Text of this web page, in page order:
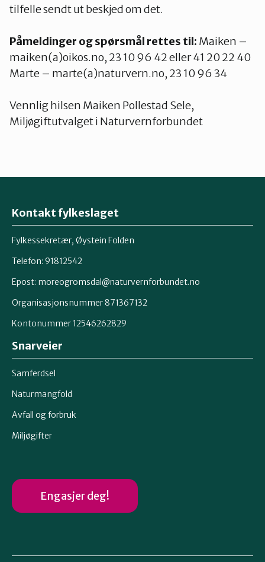
tilfelle sendt ut beskjed om det.
Påmeldinger og spørsmål rettes til: Maiken –
maiken(a)oikos.no, 23 10 96 42 eller 41 20 22 40
Marte – marte(a)naturvern.no, 23 10 96 34
Vennlig hilsen Maiken Pollestad Sele,
Miljøgiftutvalget i Naturvernforbundet
Kontakt fylkeslaget
Fylkessekretær, Øystein Folden
Telefon: 91812542
Epost: moreogromsdal@naturvernforbundet.no
Organisasjonsnummer 871367132
Kontonummer 12546262829
Snarveier
Samferdsel
Naturmangfold
Avfall og forbruk
Miljøgifter
Engasjer deg!